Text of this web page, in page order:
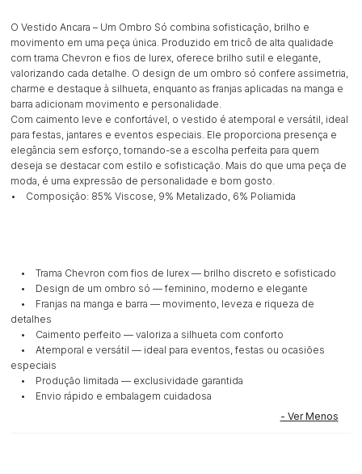
O Vestido Ancara – Um Ombro Só combina sofisticação, brilho e
movimento em uma peça única. Produzido em tricô de alta qualidade
com trama Chevron e fios de lurex, oferece brilho sutil e elegante,
valorizando cada detalhe. O design de um ombro só confere assimetria,
charme e destaque à silhueta, enquanto as franjas aplicadas na manga e
barra adicionam movimento e personalidade.
Com caimento leve e confortável, o vestido é atemporal e versátil, ideal
para festas, jantares e eventos especiais. Ele proporciona presença e
elegância sem esforço, tornando-se a escolha perfeita para quem
deseja se destacar com estilo e sofisticação. Mais do que uma peça de
moda, é uma expressão de personalidade e bom gosto.
• Composição: 85% Viscose, 9% Metalizado, 6% Poliamida
• Trama Chevron com fios de lurex — brilho discreto e sofisticado
• Design de um ombro só — feminino, moderno e elegante
• Franjas na manga e barra — movimento, leveza e riqueza de
detalhes
• Caimento perfeito — valoriza a silhueta com conforto
• Atemporal e versátil — ideal para eventos, festas ou ocasiões
especiais
• Produção limitada — exclusividade garantida
• Envio rápido e embalagem cuidadosa